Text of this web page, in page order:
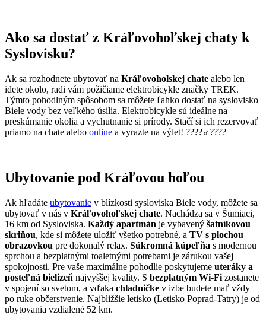
Ako sa dostať z Kráľovohoľskej chaty k
Syslovisku?
Ak sa rozhodnete ubytovať na Kráľovoholskej chate alebo len
idete okolo, radi vám požičiame elektrobicykle značky TREK.
Týmto pohodlným spôsobom sa môžete ľahko dostať na syslovisko
Biele vody bez veľkého úsilia. Elektrobicykle sú ideálne na
preskúmanie okolia a vychutnanie si prírody. Stačí si ich rezervovať
priamo na chate alebo online a vyrazte na výlet! ????‍♂️????
Ubytovanie pod Kráľovou hoľou
Ak hľadáte ubytovanie v blízkosti sysloviska Biele vody, môžete sa
ubytovať v nás v Kráľovohoľskej chate. Nachádza sa v Šumiaci,
16 km od Sysloviska. Každý apartmán je vybavený šatníkovou
skriňou, kde si môžete uložiť všetko potrebné, a TV s plochou
obrazovkou pre dokonalý relax. Súkromná kúpeľňa s modernou
sprchou a bezplatnými toaletnými potrebami je zárukou vašej
spokojnosti. Pre vaše maximálne pohodlie poskytujeme uteráky a
posteľná bielizeň najvyššej kvality. S bezplatným Wi-Fi zostanete
v spojení so svetom, a vďaka chladničke v izbe budete mať vždy
po ruke občerstvenie. Najbližšie letisko (Letisko Poprad-Tatry) je od
ubytovania vzdialené 52 km.